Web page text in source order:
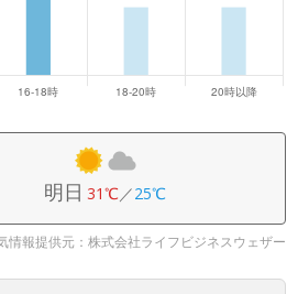
明日 31℃／25℃
情報提供元：株式会社ライフビジネスウェザー